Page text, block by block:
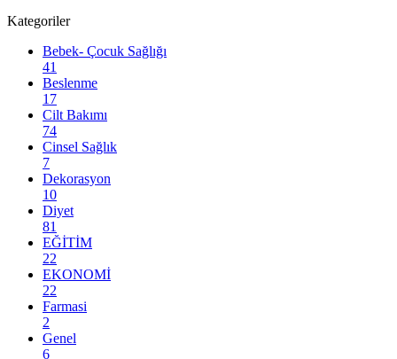
Kategoriler
Bebek- Çocuk Sağlığı
41
Beslenme
17
Cilt Bakımı
74
Cinsel Sağlık
7
Dekorasyon
10
Diyet
81
EĞİTİM
22
EKONOMİ
22
Farmasi
2
Genel
6